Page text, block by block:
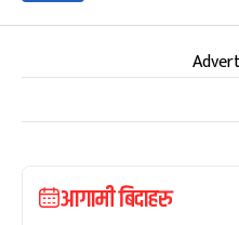
आगामी बिदाहरु